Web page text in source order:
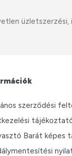
üzletszerzési,
szerződési
Barát képes